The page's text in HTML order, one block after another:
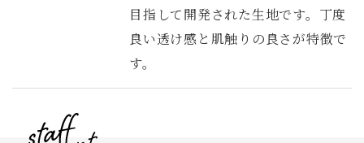
目指して開発された生地です。丁度
良い透け感と肌触りの良さが特徴で
す。